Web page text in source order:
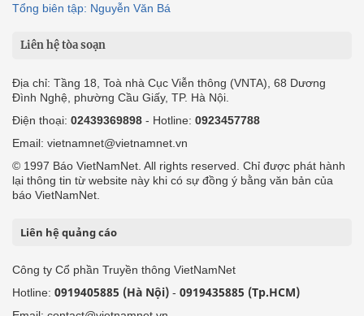
Tổng biên tập: Nguyễn Văn Bá
Liên hệ tòa soạn
Địa chỉ: Tầng 18, Toà nhà Cục Viễn thông (VNTA), 68 Dương
Đình Nghệ, phường Cầu Giấy, TP. Hà Nội.
Điện thoại: 02439369898 - Hotline: 0923457788
Email: vietnamnet@vietnamnet.vn
© 1997 Báo VietNamNet. All rights reserved. Chỉ được phát hành
lại thông tin từ website này khi có sự đồng ý bằng văn bản của
báo VietNamNet.
Liên hệ quảng cáo
Công ty Cổ phần Truyền thông VietNamNet
Hotline: 0919405885 (Hà Nội) - 0919435885 (Tp.HCM)